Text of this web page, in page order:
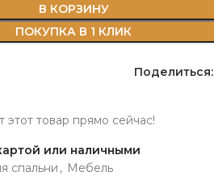
В КОРЗИНУ
ПОКУПКА В 1 КЛИК
Поделиться:
этот товар прямо сейчас!
или наличными
спальни , Мебель